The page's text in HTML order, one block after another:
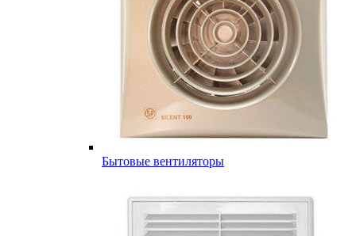
Бытовые вентиляторы